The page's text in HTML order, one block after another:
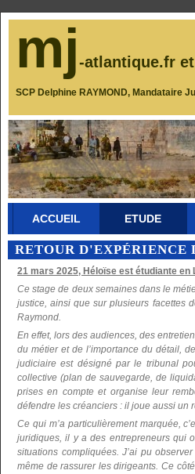
mj-atlantique.fr et
SCP Delphine RAYMOND, Mandataire
ACCUEIL ETUDE
RETOUR D'EXPÉRIENCE
21 mars 2025, Héloïse est étudiante en
Ce stage de deux semaines dans le
justice, ainsi que sur plusieurs facettes
Raymond.
En effet, lors des audiences, des
du métier et de l’importance du détail,
judiciaire est désigné par le tribunal
collective (plan de sauvegarde, de
prises en compte et organise leur
défendre les créanciers : il joue aussi un
Ce qui m’a particulièrement marquée,
juridiques, il y a des entrepreneurs qui
situations compliquées. J’ai pu
même de rassurer les dirigeants. Ce